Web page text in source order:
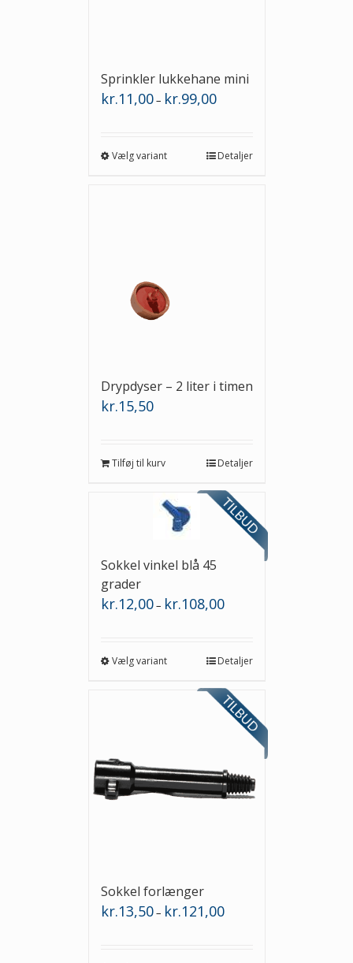
Sprinkler lukkehane mini
kr.11,00– kr.99,00Prisinterval:
Vælg variant Detaljer
Drypdyser – 2 liter i timen
kr.15,50
Tilføj til kurv Detaljer
Sokkel vinkel blå 45
grader
kr.12,00– kr.108,00Prisinterval:
Vælg variant Detaljer
Sokkel forlænger
kr.13,50– kr.121,00Prisinterval: